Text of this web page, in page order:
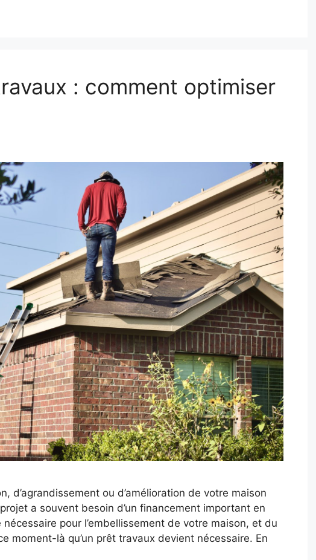
: comment optimiser
d’agrandissement ou d’amélioration de votre maison
a souvent besoin d’un financement important en
pour l’embellissement de votre maison, et du
moment-là qu’un prêt travaux devient nécessaire. En